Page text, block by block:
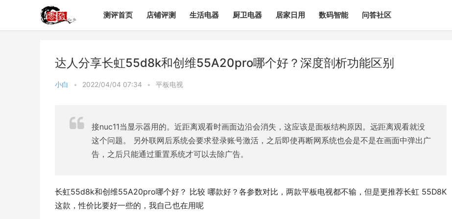
测评首页 店铺评测 生活电器 厨卫电器 居家日用 数码智能 问答社区
达人分享长虹55d8k和创维55A20pro哪个好？深度剖析功能区别
小白 • 2022/04/04 07:34 • 平板电视
接nuc11当显示器用的。近距离观看时画面边沿会消失，这应该是面板结构原因。远距离观看就没
这个问题。 另外联网后系统会要求登录账号激活，之后即使再断网系统也会是不是在画面中弹出广
告，之后只能通过重置系统才可以去除广告。
长虹55d8k和创维55A20pro哪个好？ 比较 哪款好？各参数对比，两款平板电视都不输，但是更推荐长虹 55D8K
这款，性价比要好一些的，我自己也在用呢